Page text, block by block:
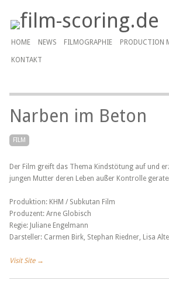
HOME NEWS FILMOGRAPHIE PRODUCTION
KONTAKT
Narben im Beton
FILM
Der Film greift das Thema Kindstötung auf und
jungen Mutter deren Leben außer Kontrolle
Produktion: KHM / Subkutan Film
Produzent: Arne Globisch
Regie: Juliane Engelmann
Darsteller: Carmen Birk, Stephan Riedner, Lisa
Visit Site →